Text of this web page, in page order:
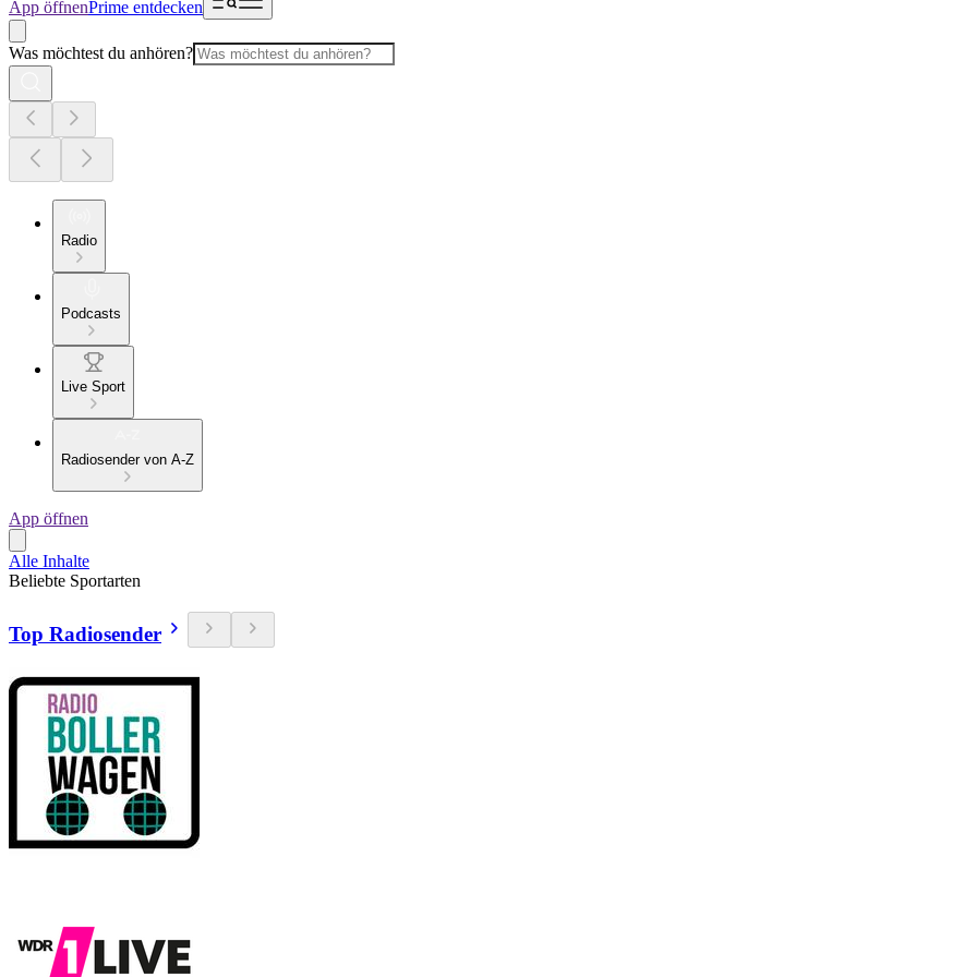
App öffnenPrime entdecken
Was möchtest du anhören?
Radio
Podcasts
Live Sport
Radiosender von A-Z
App öffnen
Alle Inhalte
Beliebte Sportarten
Top Radiosender